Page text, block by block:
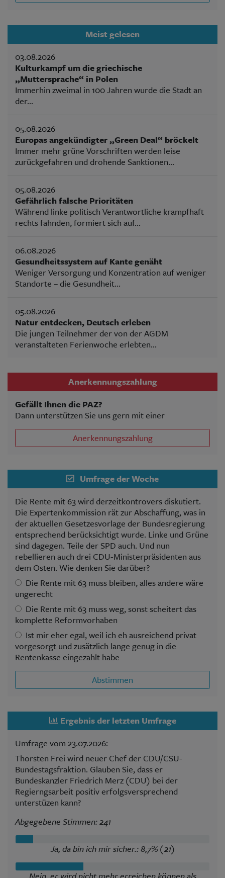
Meist gelesen
03.08.2026
Kulturkampf um die griechische
„Muttersprache“ in Polen
Immerhin zweimal in 100 Jahren wurde die Stadt an
der...
05.08.2026
Europas angekündigter „Green Deal“ bröckelt
Immer mehr grüne Vorschriften werden leise
zurückgefahren und drohende Sanktionen...
05.08.2026
Gefährlich falsche Prioritäten
Während linke politisch Verantwortliche krampfhaft
rechts fahnden, formiert sich auf...
06.08.2026
Gesundheitssystem auf Kante genäht
Weniger Versorgung und Konzentration auf weniger
Standorte – die Gesundheit...
05.08.2026
Natur entdecken, Deutsch erleben
Die jungen Teilnehmer der von der AGDM
veranstalteten Ferienwoche erlebten...
Anerkennungszahlung
Gefällt Ihnen die PAZ?
Dann unterstützen Sie uns gern mit einer
Anerkennungszahlung
Umfrage der Woche
Die Rente mit 63 wird derzeitkontrovers diskutiert.
Die Expertenkommission rät zur Abschaffung, was in
der aktuellen Gesetzesvorlage der Bundesregierung
entsprechend berücksichtigt wurde. Linke und Grüne
sind dagegen. Teile der SPD auch. Und nun
rebellieren auch drei CDU-Ministerpräsidenten aus
dem Osten. Wie denken Sie darüber?
Die Rente mit 63 muss bleiben, alles andere wäre
ungerecht
Die Rente mit 63 muss weg, sonst scheitert das
komplette Reformvorhaben
Ist mir eher egal, weil ich eh ausreichend privat
vorgesorgt und zusätzlich lange genug in die
Rentenkasse eingezahlt habe
Abstimmen
Ergebnis der letzten Umfrage
Umfrage vom 23.07.2026:
Thorsten Frei wird neuer Chef der CDU/CSU-
Bundestagsfraktion. Glauben Sie, dass er
Bundeskanzler Friedrich Merz (CDU) bei der
Regierngsarbeit positiv erfolgsversprechend
unterstüzen kann?
Abgegebene Stimmen: 241
Ja, da bin ich mir sicher.: 8,7% (21)